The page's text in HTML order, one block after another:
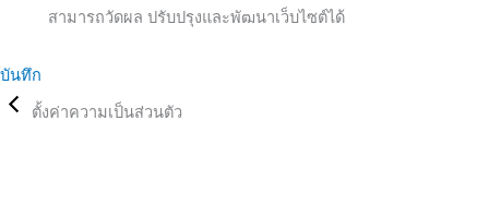
สามารถวัดผล ปรับปรุงและพัฒนาเว็บไซต์ได้
บันทึก
ตั้งค่าความเป็นส่วนตัว